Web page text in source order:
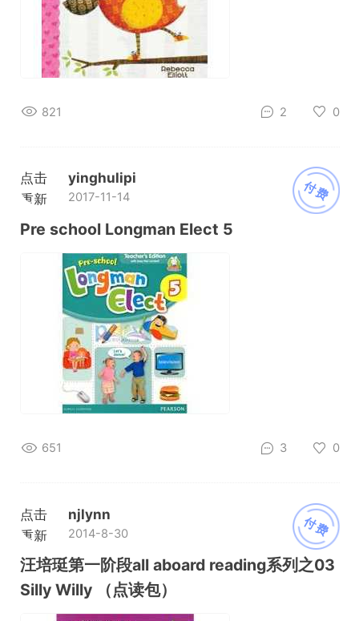
821 2 0
付费
点击
重新
加载
yinghulipi
2017-11-14
Pre school Longman Elect 5
651 3 0
付费
点击
重新
加载
njlynn
2014-8-30
汪培珽第一阶段all aboard reading系列之03
Silly Willy （点读包）